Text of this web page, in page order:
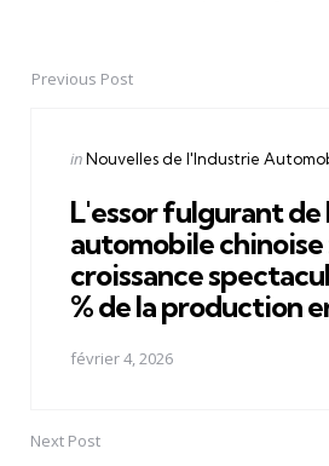
PostPrevious Post
Posted
inNouvelles de l'Industrie
L'essor fulgurant
automobile chinoise
croissance
% de la production
février 4, 2026
Next Post